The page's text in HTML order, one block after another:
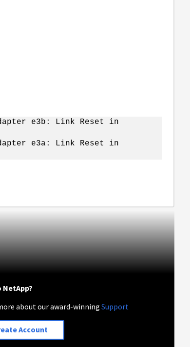
e3b: Link Reset in
e3a: Link Reset in
NetApp?
about our award-winningSupport
Account